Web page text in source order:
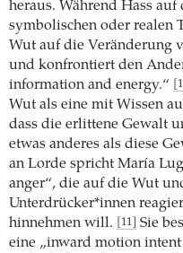
heraus. Während Hass
symbolischen oder realen
Wut auf die Veränderung
und konfrontiert den
information and energy.“
Wut als eine mit Wissen
dass die erlittene Gewalt
etwas anderes als diese
an Lorde spricht María
anger“, die auf die Wut
Unterdrücker*innen
hinnehmen will.
[11]
Sie
eine „inward motion